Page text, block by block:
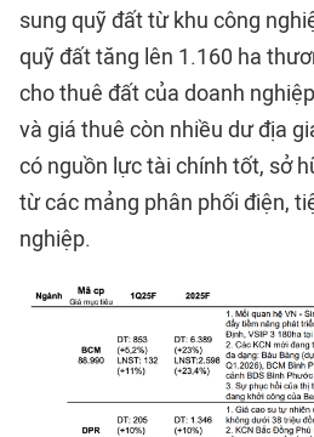
sung quỹ đất từ khu công
quỹ đất tăng lên 1.160 ha
cho thuê đất của doanh
và giá thuê còn nhiều dư địa
có nguồn lực tài chính tốt, sở
từ các mảng phân phối điện,
nghiệp.